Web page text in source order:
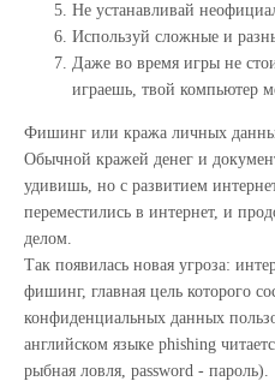
Не устанавливай
Используй сложные и
Даже во время игры не
играешь, твой компьютер
Фишинг или кража личных
Обычной кражей денег и
удивишь, но с развитием
переместились в интернет, и
делом.
Так появилась новая угроза:
фишинг, главная цель которого
конфиденциальных данных
английском языке phishing
рыбная ловля, password - пароль).